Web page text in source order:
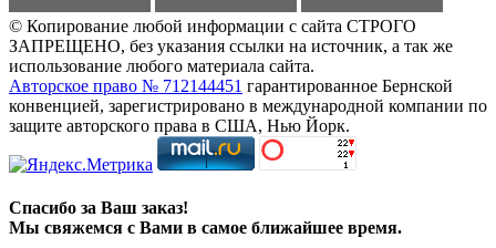
© Копирование любой информации с сайта СТРОГО
ЗАПРЕЩЕНО, без указания ссылки на источник, а так же
использование любого материала сайта.
Авторское право № 712144451 гарантированное Бернской
конвенцией, зарегистрировано в международной компании по
защите авторского права в США, Нью Йорк.
Спасибо за Ваш заказ!
Мы свяжемся с Вами в самое ближайшее время.